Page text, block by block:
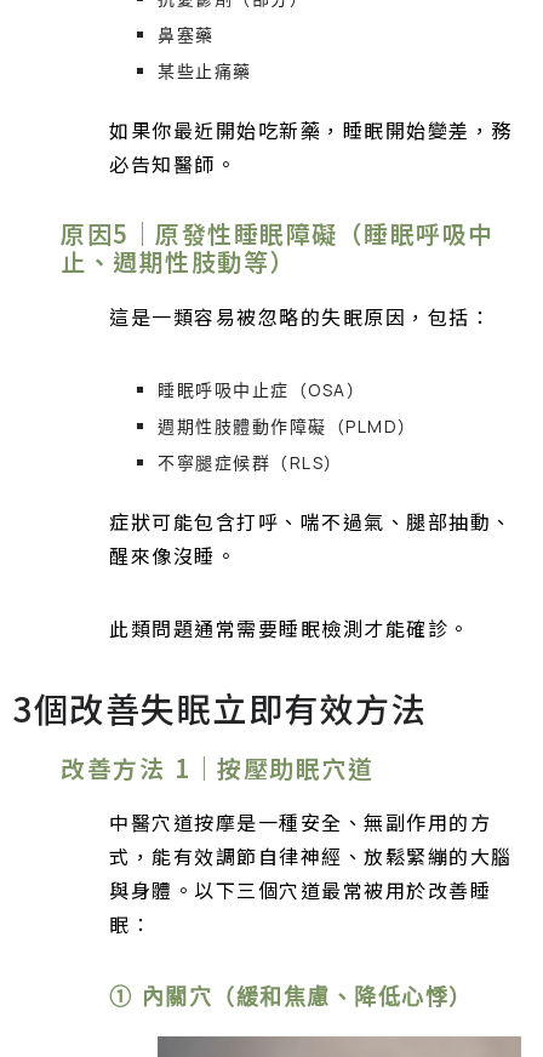
鼻塞藥
某些止痛藥
如果你最近開始吃新藥，睡眠開始變差，務
必告知醫師。
原因5｜原發性睡眠障礙（睡眠呼吸中
止、週期性肢動等）
這是一類容易被忽略的失眠原因，包括：
睡眠呼吸中止症（OSA）
週期性肢體動作障礙（PLMD）
不寧腿症候群（RLS）
症狀可能包含打呼、喘不過氣、腿部抽動、
醒來像沒睡。
此類問題通常需要睡眠檢測才能確診。
3個改善失眠立即有效方法
改善方法 1｜按壓助眠穴道
中醫穴道按摩是一種安全、無副作用的方
式，能有效調節自律神經、放鬆緊繃的大腦
與身體。以下三個穴道最常被用於改善睡
眠：
① 內關穴（緩和焦慮、降低心悸）